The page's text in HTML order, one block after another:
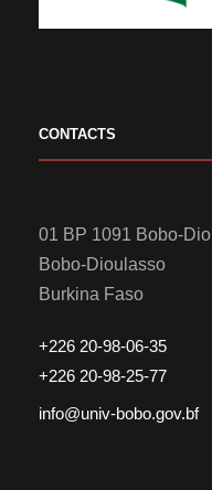
CONTACTS
01 BP 1091 Bobo-
Bobo-Dioulasso
Burkina Faso
+226 20-98-06-35
+226 20-98-25-77
info@univ-bobo.gov.bf